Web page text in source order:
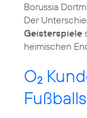
Borussia
Der
Geisterspiele
heimischen
O2